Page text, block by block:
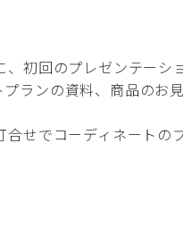
初回のプレゼンテーシ
ランの資料、商品のお
せでコーディネートの